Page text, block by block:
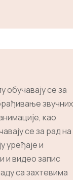
се за
звучних
као
се за рад на
уређаје и
и видео запис
са захтевима